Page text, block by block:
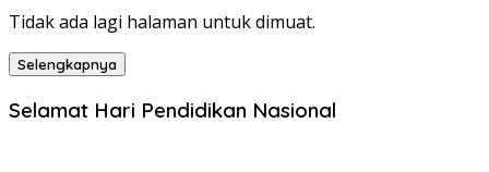
Tidak ada lagi halaman untuk dimuat.
Selengkapnya
Selamat Hari Pendidikan Nasional